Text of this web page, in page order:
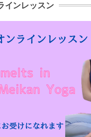
インレッスン